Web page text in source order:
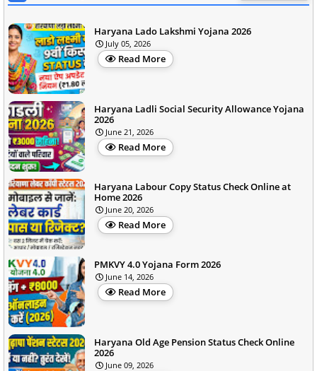
Haryana Lado Lakshmi Yojana 2026
July 05, 2026
Read More
Haryana Ladli Social Security Allowance Yojana
2026
June 21, 2026
Read More
Haryana Labour Copy Status Check Online at
Home 2026
June 20, 2026
Read More
PMKVY 4.0 Yojana Form 2026
June 14, 2026
Read More
Haryana Old Age Pension Status Check Online
2026
June 09, 2026